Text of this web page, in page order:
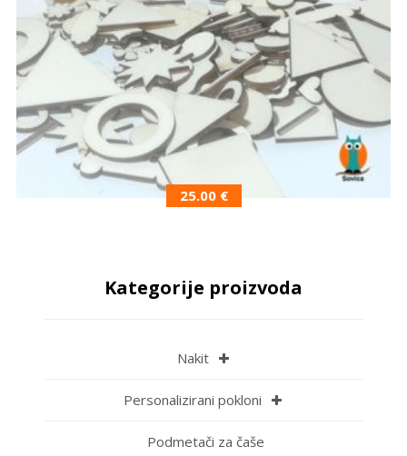
25.00 €
Kategorije proizvoda
Nakit
Personalizirani pokloni
Podmetači za čaše